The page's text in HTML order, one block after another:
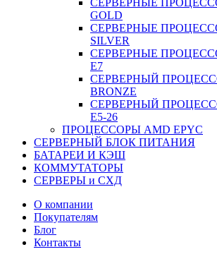
GOLD
СЕРВЕРНЫЕ
SILVER
СЕРВЕРНЫЕ
Е7
СЕРВЕРНЫЙ
BRONZE
СЕРВЕРНЫЙ
Е5-26
ПРОЦЕССОРЫ AMD EPYC
СЕРВЕРНЫЙ БЛОК ПИТАНИЯ
БАТАРЕИ И КЭШ
КОММУТАТОРЫ
СЕРВЕРЫ и СХД
О компании
Покупателям
Блог
Контакты